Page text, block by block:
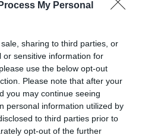
My Personal
sharing to third parties, or
or sensitive information for
use the below opt-out
Please note that after your
you may continue seeing
personal information utilized by
to third parties prior to
opt-out of the further